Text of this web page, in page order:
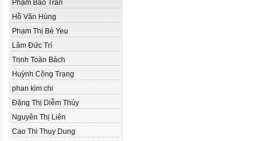
Phạm Bảo Trân
Hồ Văn Hùng
Phạm Thị Bé Yeu
Lâm Đức Trí
Trịnh Toàn Bách
Huỳnh Công Trạng
phan kim chi
Đặng Thị Diễm Thúy
Nguyên Thị Liên
Cao Thi Thuy Dung